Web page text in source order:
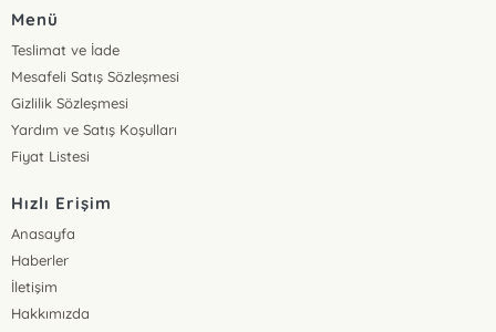
Menü
Teslimat ve İade
Mesafeli Satış Sözleşmesi
Gizlilik Sözleşmesi
Yardım ve Satış Koşulları
Fiyat Listesi
Hızlı Erişim
Anasayfa
Haberler
İletişim
Hakkımızda